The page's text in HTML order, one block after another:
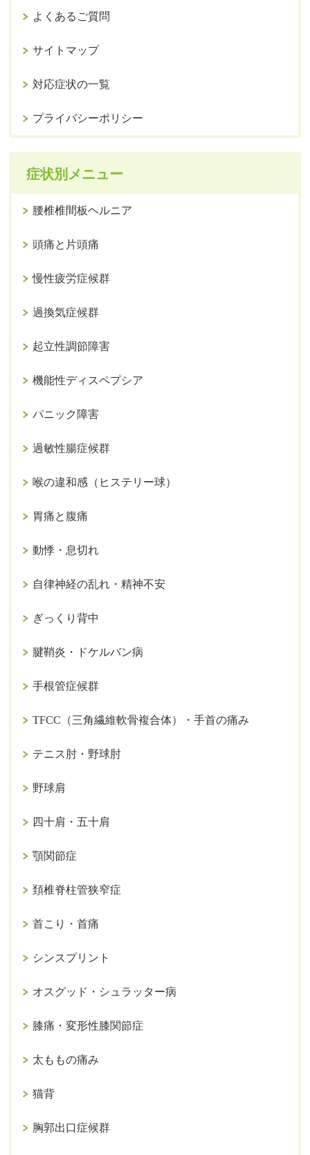
よくあるご質問
サイトマップ
対応症状の一覧
プライバシーポリシー
症状別メニュー
腰椎椎間板ヘルニア
頭痛と片頭痛
慢性疲労症候群
過換気症候群
起立性調節障害
機能性ディスペプシア
パニック障害
過敏性腸症候群
喉の違和感（ヒステリー球）
胃痛と腹痛
動悸・息切れ
自律神経の乱れ・精神不安
ぎっくり背中
腱鞘炎・ドケルバン病
手根管症候群
TFCC（三角繊維軟骨複合体）・手首の痛み
テニス肘・野球肘
野球肩
四十肩・五十肩
顎関節症
頚椎脊柱管狭窄症
首こり・首痛
シンスプリント
オスグッド・シュラッター病
膝痛・変形性膝関節症
太ももの痛み
猫背
胸郭出口症候群